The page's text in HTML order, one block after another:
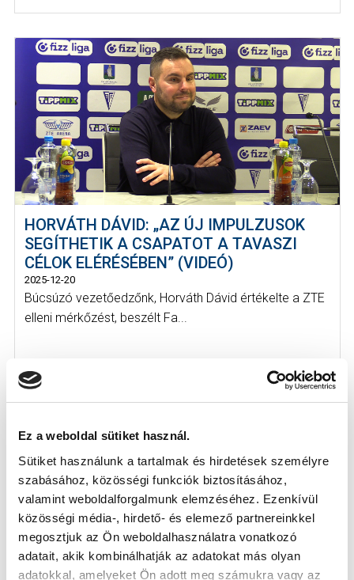
Ez a weboldal sütiket használ.
Sütiket használunk a tartalmak és hirdetések személyre
szabásához, közösségi funkciók biztosításához,
valamint weboldalforgalmunk elemzéséhez. Ezenkívül
közösségi média-, hirdető- és elemező partnereinkkel
megosztjuk az Ön weboldalhasználatra vonatkozó
adatait, akik kombinálhatják az adatokat más olyan
adatokkal, amelyeket Ön adott meg számukra vagy az
HORVÁTH DÁVID: „AZ ÚJ IMPULZUSOK
SEGÍTHETIK A CSAPATOT A TAVASZI
CÉLOK ELÉRÉSÉBEN” (VIDEÓ)
2025-12-20
Búcsúzó vezetőedzőnk, Horváth Dávid értékelte a ZTE
elleni mérkőzést, beszélt Fa...
KÖVETKEZŐ MÉRKŐZÉS
2026-08-09 17:30
SÁNDOR KÁROLY LABDARÚGÓ AKADÉMIA
VS